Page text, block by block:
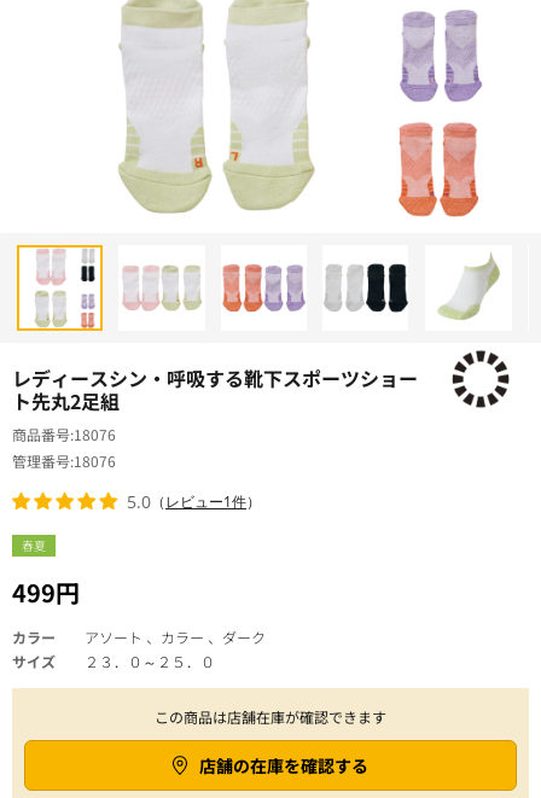
レディースシン・呼吸する靴下スポーツショー
ト先丸2足組
春夏
499円
商品番号 18076
管理番号 18076
5.0 （レビュー1件）
カラー
アソート 、カラー 、ダーク
サイズ
２３．０～２５．０
この商品は店舗在庫が確認できます
店舗の在庫を確認する